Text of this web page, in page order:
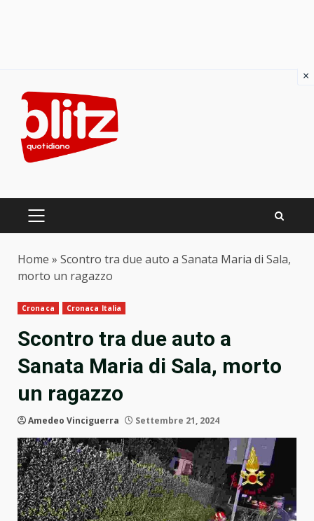
content
PRIMARY
Home » Scontro tra due auto a Sanata Maria di Sala,
morto un ragazzo
Cronaca Cronaca Italia
Scontro tra due auto a
Sanata Maria di Sala, morto
un ragazzo
Amedeo Vinciguerra Settembre 21, 2024
×